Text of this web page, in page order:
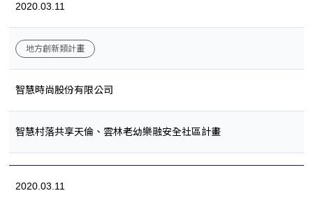
2020.03.11
地方創新類計畫
智慧時尚股份有限公司
智慧村落共享天倫、雲林老幼樂融安全社區計畫
2020.03.11